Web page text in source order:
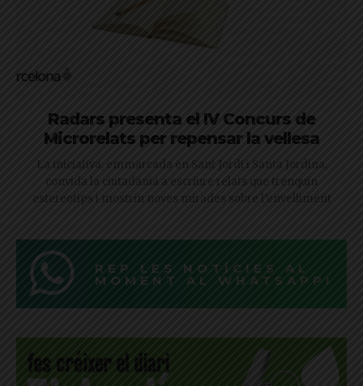
Radars presenta el IV Concurs de
Microrelats per repensar la vellesa
La iniciativa, emmarcada en Sant Jordi i Santa Jordina,
convida la ciutadania a escriure relats que trenquin
estereotips i mostrin noves mirades sobre l’envelliment
REP LES NOTÍCIES AL
MOMENT AL WHATSAPP!